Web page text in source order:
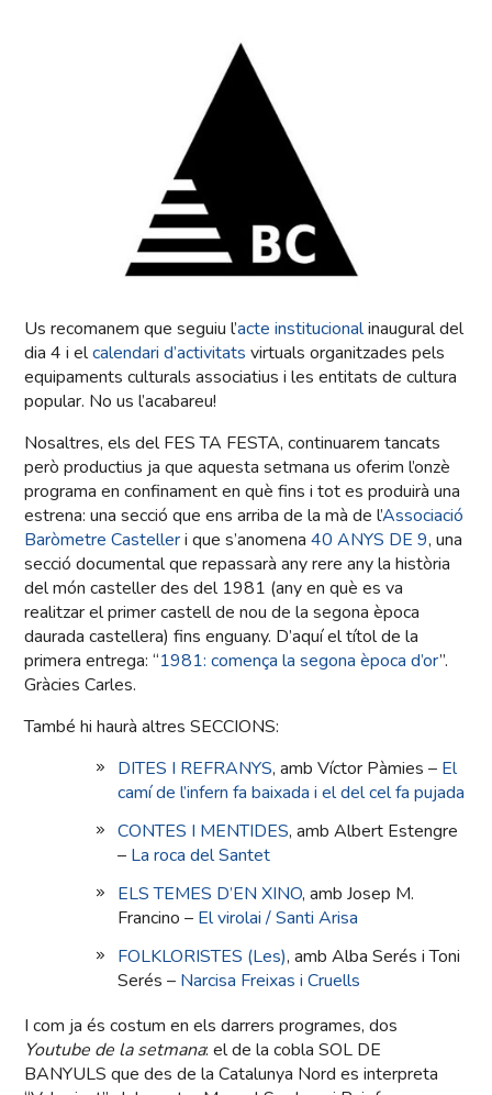
Us recomanem que seguiu l’acte institucionalinaugural del
dia 4 i elcalendari d’activitats virtuals organitzades pels
equipaments culturals associatius i les entitats de cultura
popular. No us l’acabareu!
Nosaltres, els del FES TA FESTA, continuarem tancats
però productius ja que aquesta setmana us oferim l’onzè
programa en confinament en què fins i tot es produirà una
estrena: una secció que ens arriba de la mà de l’Associació
Baròmetre Castelleri que s’anomena40 ANYS DE 9, una
secció documental que repassarà any rere any la història
del món casteller des del 1981 (any en què es va
realitzar el primer castell de nou de la segona època
daurada castellera) fins enguany. D’aquí el títol de la
primera entrega: “1981: comença la segona època d’or”.
Gràcies Carles.
També hi haurà altres SECCIONS:
DITES I REFRANYS, amb Víctor Pàmies – El
camí de l’infern fa baixada i el del cel fa pujada
CONTES I MENTIDES, amb Albert Estengre
– La roca del Santet
ELS TEMES D’EN XINO, amb Josep M.
Francino – El virolai / Santi Arisa
FOLKLORISTES (Les), amb Alba Serés i Toni
Serés – Narcisa Freixas i Cruells
I com ja és costum en els darrers programes, dos
Youtube de la setmana: el de la cobla SOL DE
BANYULS que des de la Catalunya Nord es interpreta